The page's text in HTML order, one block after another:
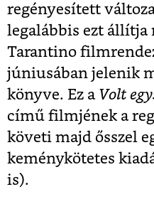
regényesített
legalábbis ezt állítja
Tarantino
júniusában jelenik
könyve. Ez a Volt
című filmjének a
követi majd ősszel
keménykötetes
is).